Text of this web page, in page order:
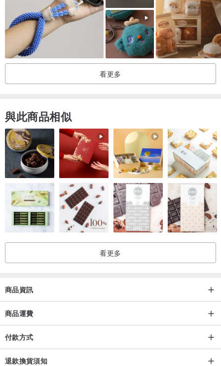
[ 旅 人 書 籤 ]
不同於一般的書籤，
刻意選擇皮革材質且營造復古做舊的風格，
皮革的質感會隨使用愈用愈有味道 ;
依個人使用習慣會逐漸在皮革展露不同的風貌，
留下獨一無二的印記。
熱愛閱讀的旅人充份享受和體驗生活，
帶者它一同遊歷世界，記錄旅行，記錄生活吧！
更多選擇：
www.pinkoi.com/store/mestudio2013?t...
皮繩長度：約13cm
外包裝大小：11.5 x 15 cm
材質：嚴選牛皮
精緻包裝
看更多
與此商品相似
看更多
商品資訊
商品運費
付款方式
退款換貨須知